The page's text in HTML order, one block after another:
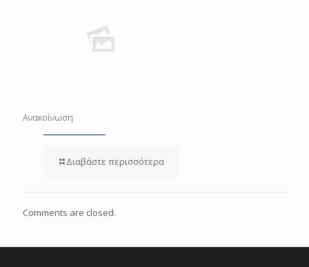
Ανακοίνωση
Διαβάστε περισσότερα
Comments are closed.